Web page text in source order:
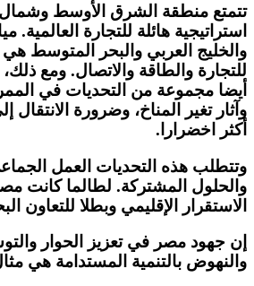
تتمتع منطقة الشرق الأوسط وشمال
استراتيجية هائلة للتجارة العالمية.
والخليج العربي والبحر المتوسط هي
للتجارة والطاقة والاتصال. ومع
أيضا مجموعة من التحديات في
وآثار تغير المناخ، وضرورة
أكثر اخضرارا.
وتتطلب هذه التحديات العمل
والحلول المشتركة. لطالما كانت
الاستقرار الإقليمي وبطلا للتعاون
إن جهود مصر في تعزيز الحوار
والنهوض بالتنمية المستدامة هي